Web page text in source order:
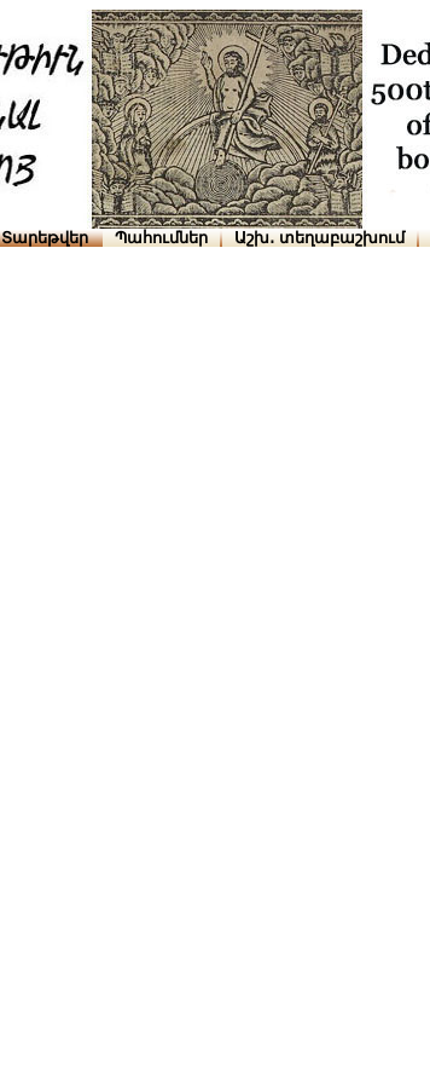
Տարեթվեր Պահումներ Աշխ․ տեղաբաշխում